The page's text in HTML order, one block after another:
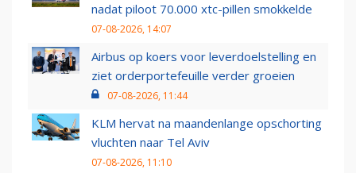
nadat piloot 70.000 xtc-pillen smokkelde
07-08-2026, 14:07
Airbus op koers voor leverdoelstelling en
ziet orderportefeuille verder groeien
07-08-2026, 11:44
KLM hervat na maandenlange opschorting
vluchten naar Tel Aviv
07-08-2026, 11:10